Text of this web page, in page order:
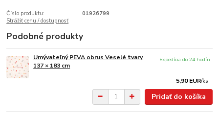
Číslo produktu:
01926799
Strážiť cenu / dostupnosť
Podobné produkty
Umývateľný PEVA obrus Veselé tvary
137 × 183 cm
5,90 EUR/ks
Expedícia do 24 hodín
Pridať do košíka